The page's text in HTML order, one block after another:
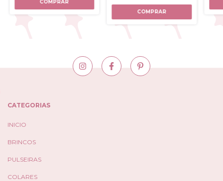
CATEGORIAS
INICIO
BRINCOS
PULSEIRAS
COLARES